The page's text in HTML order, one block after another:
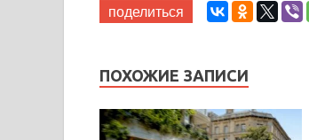
поделиться
ПОХОЖИЕ ЗАПИСИ